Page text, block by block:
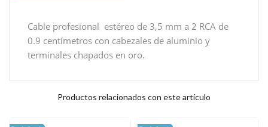
Cable profesional estéreo de 3,5 mm a 2 RCA de
0.9 centímetros con cabezales de aluminio y
terminales chapados en oro.
Productos relacionados con este artículo